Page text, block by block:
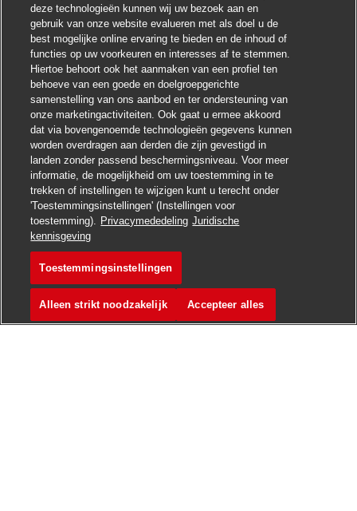
Solliciteren
Vacature opslaan
Ik ben geïnteresseerd
Soortgelijke banen zoeken
deze technologieën kunnen wij uw bezoek aan en
gebruik van onze website evalueren met als doel u de
best mogelijke online ervaring te bieden en de inhoud of
functies op uw voorkeuren en interesses af te stemmen.
Hiertoe behoort ook het aanmaken van een profiel ten
behoeve van een goede en doelgroepgerichte
samenstelling van ons aanbod en ter ondersteuning van
onze marketingactiviteiten. Ook gaat u ermee akkoord
dat via bovengenoemde technologieën gegevens kunnen
worden overdragen aan derden die zijn gevestigd in
landen zonder passend beschermingsniveau. Voor meer
informatie, de mogelijkheid om uw toestemming in te
trekken of instellingen te wijzigen kunt u terecht onder
'Toestemmingsinstellingen' (Instellingen voor
toestemming). Privacymededeling Juridische
kennisgeving
Toestemmingsinstellingen
Alleen strikt noodzakelijk Accepteer alles